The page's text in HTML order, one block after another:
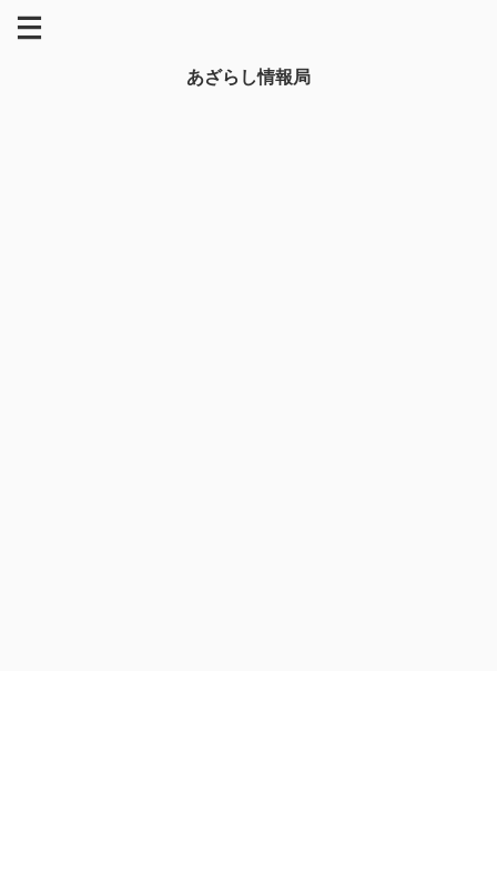
あざらし情報局